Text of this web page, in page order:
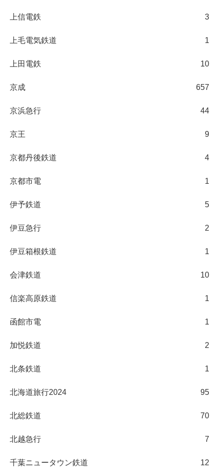
上信電鉄 3
上毛電気鉄道 1
上田電鉄 10
京成 657
京浜急行 44
京王 9
京都丹後鉄道 4
京都市電 1
伊予鉄道 5
伊豆急行 2
伊豆箱根鉄道 1
会津鉄道 10
信楽高原鉄道 1
函館市電 1
加悦鉄道 2
北条鉄道 1
北海道旅行2024 95
北総鉄道 70
北越急行 7
千葉ニュータウン鉄道 12